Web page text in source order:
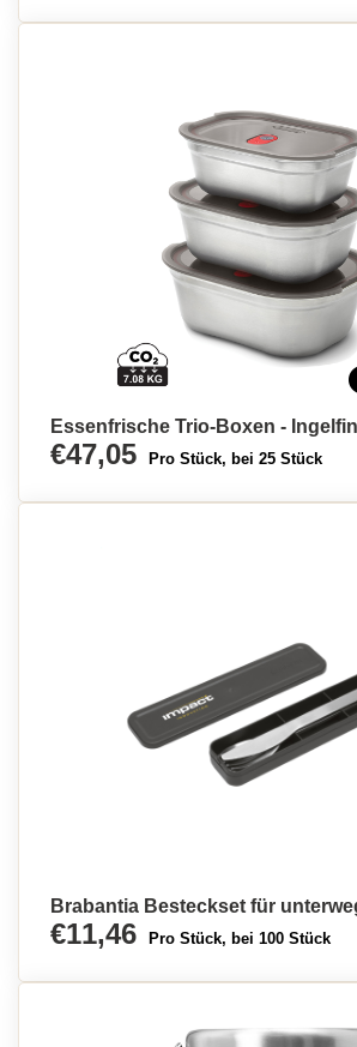
Essenfrische Trio-Boxen -
€47,05 Pro Stück, bei 25 Stück
Brabantia Besteckset für
€11,46 Pro Stück, bei 100 Stück